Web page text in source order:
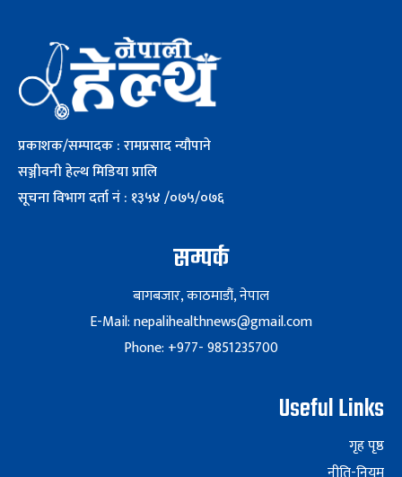
प्रकाशक/सम्पादक : रामप्रसाद न्यौपाने
सञ्जीवनी हेल्थ मिडिया प्रालि
सूचना विभाग दर्ता नं : १३५४ /०७५/०७६
सम्पर्क
बागबजार, काठमाडौं, नेपाल
E-Mail: nepalihealthnews@gmail.com
Phone: +977- 9851235700
Useful Links
गृह पृष्ठ